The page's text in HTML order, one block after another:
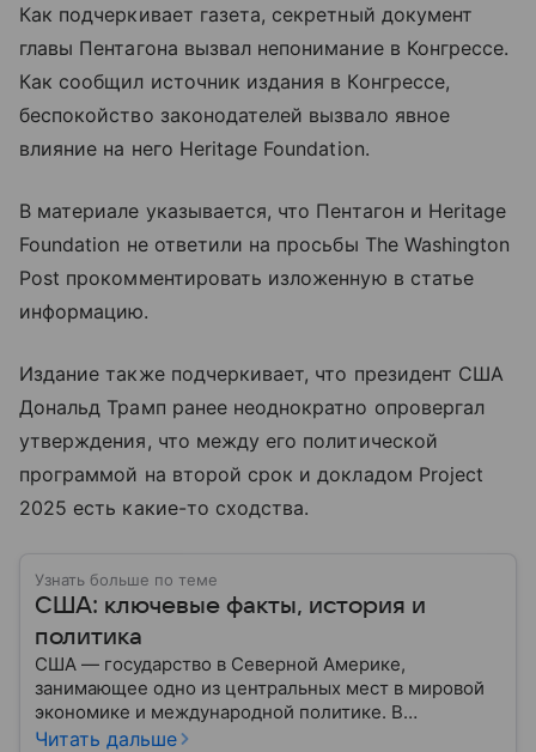
Как подчеркивает газета, секретный документ
главы Пентагона вызвал непонимание в Конгрессе.
Как сообщил источник издания в Конгрессе,
беспокойство законодателей вызвало явное
влияние на него Heritage Foundation.
В материале указывается, что Пентагон и Heritage
Foundation не ответили на просьбы The Washington
Post прокомментировать изложенную в статье
информацию.
Издание также подчеркивает, что президент США
Дональд Трамп ранее неоднократно опровергал
утверждения, что между его политической
программой на второй срок и докладом Project
2025 есть какие-то сходства.
Узнать больше по теме
США: ключевые факты, история и
политика
США — государство в Северной Америке,
занимающее одно из центральных мест в мировой
экономике и международной политике. В
материале — основные сведения об этой стране.
Читать дальше